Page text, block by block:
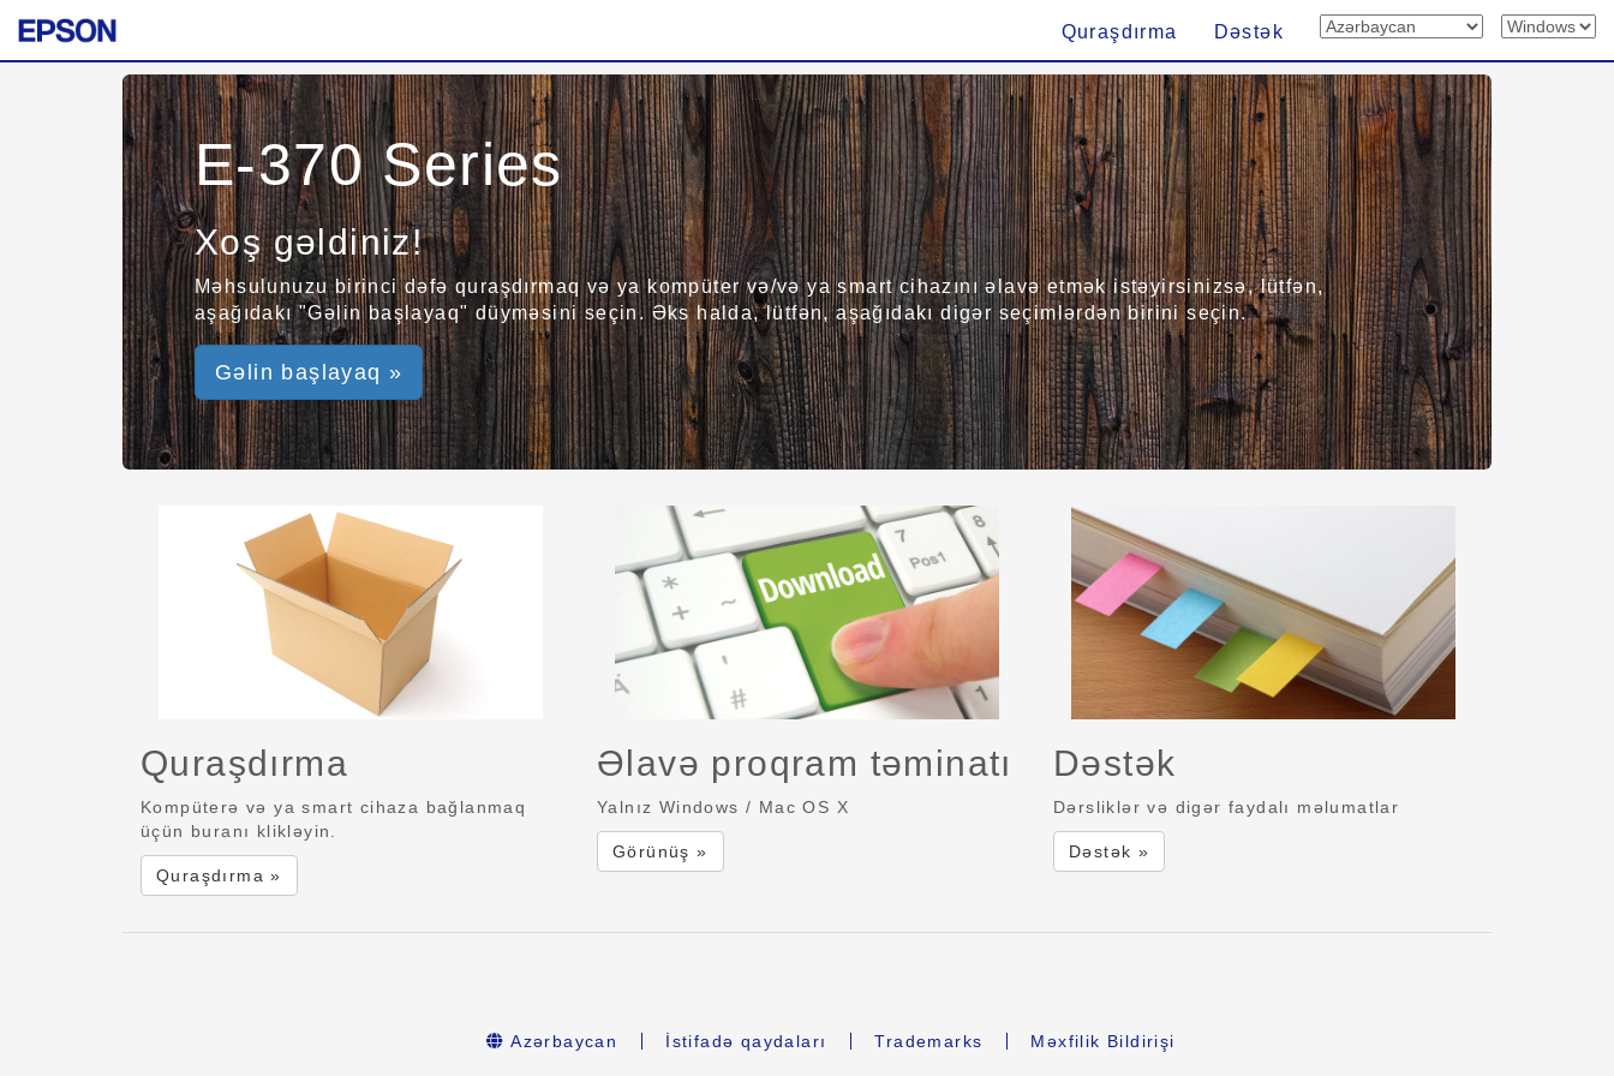
Quraşdırma Dəstək
E-370 Series
Xoş gəldiniz!
Məhsulunuzu birinci dəfə quraşdırmaq və ya kompüter və/və ya smart cihazını əlavə etmək istəyirsinizsə, lütfən,
aşağıdakı "Gəlin başlayaq" düyməsini seçin. Əks halda, lütfən, aşağıdakı digər seçimlərdən birini seçin.
Gəlin başlayaq »
Quraşdırma
Kompüterə və ya smart cihaza bağlanmaq
üçün buranı klikləyin.
Quraşdırma »
Əlavə proqram təminatı
Yalnız Windows / Mac OS X
Görünüş »
Dəstək
Dərsliklər və digər faydalı məlumatlar
Dəstək »
Azərbaycan İstifadə qaydaları Trademarks Məxfilik Bildirişi